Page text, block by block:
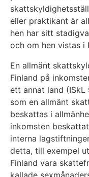
eller praktikant är
hen har sitt
och om hen vistas i
En allmänt
Finland på
ett annat land (ISkL
som en allmänt
beskattas i
inkomsten
interna
detta, till exempel
Finland vara
kallade